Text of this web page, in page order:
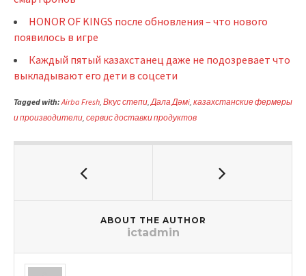
HONOR OF KINGS после обновления – что нового
появилось в игре
Каждый пятый казахстанец даже не подозревает что
выкладывают его дети в соцсети
Tagged with: Airba Fresh, Вкус степи,Дала Дәмi, казахстанские фермеры
и производители, сервис доставки продуктов
ABOUT THE AUTHOR
ictadmin